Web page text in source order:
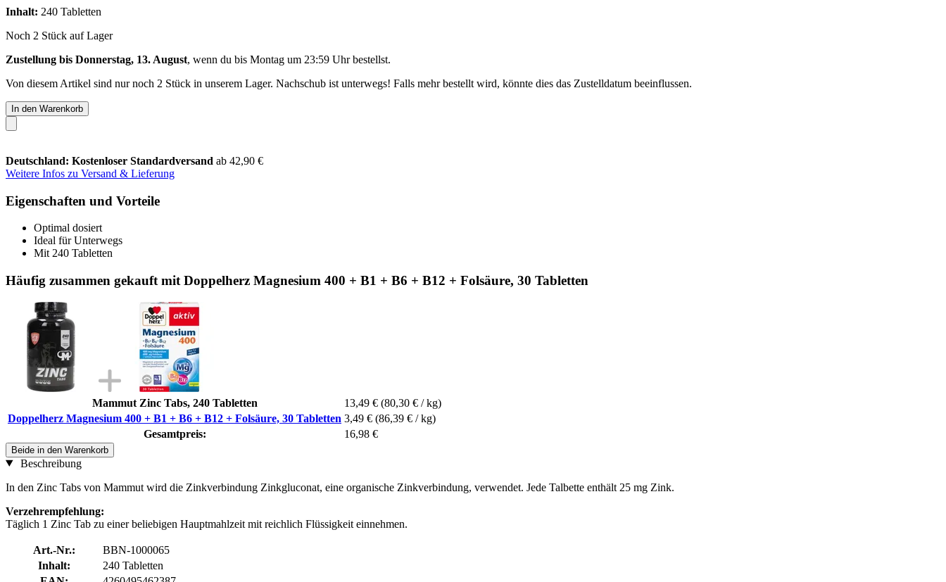
Inhalt: 240 Tabletten
Noch 2 Stück auf Lager
Zustellung bis Donnerstag, 13. August, wenn du bis Montag um 23:59 Uhrbestellst.
Von diesem Artikel sind nur noch 2 Stück in unserem Lager. Nachschub ist unterwegs! Falls mehr bestellt wird, könnte dies das Zustelldatum beeinflussen.
In den Warenkorb
Deutschland: Kostenloser Standardversand ab 42,90 €
Weitere Infos zu Versand & Lieferung
Eigenschaften und Vorteile
Optimal dosiert
Ideal für Unterwegs
Mit 240 Tabletten
Häufig zusammen gekauft mit Doppelherz Magnesium 400 + B1 + B6 + B12 + Folsäure, 30 Tabletten
Mammut Zinc Tabs, 240 Tabletten 13,49 € (80,30 € / kg)
Doppelherz Magnesium 400 + B1 + B6 + B12 + Folsäure, 30 Tabletten 3,49 € (86,39 € / kg)
Gesamtpreis:
16,98 €
Beide in den Warenkorb
Beschreibung
In den Zinc Tabs von Mammut wird die Zinkverbindung Zinkgluconat, eine organische Zinkverbindung, verwendet. Jede Talbette enthält 25 mg Zink.
Verzehrempfehlung:
Täglich 1 Zinc Tab zu einer beliebigen Hauptmahlzeit mit reichlich Flüssigkeit einnehmen.
Art.-Nr.:
BBN-1000065
Inhalt:
240 Tabletten